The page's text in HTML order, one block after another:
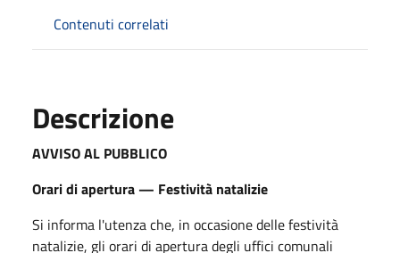
Contenuti correlati
Descrizione
AVVISO AL PUBBLICO
Orari di apertura — Festività natalizie
Si informa l'utenza che, in occasione delle festività
natalizie, gli orari di apertura degli uffici comunali